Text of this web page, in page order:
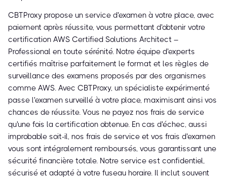
CBTProxy propose un service d'examen à votre place, avec
paiement après réussite, vous permettant d'obtenir votre
certification AWS Certified Solutions Architect –
Professional en toute sérénité. Notre équipe d'experts
certifiés maîtrise parfaitement le format et les règles de
surveillance des examens proposés par des organismes
comme AWS. Avec CBTProxy, un spécialiste expérimenté
passe l'examen surveillé à votre place, maximisant ainsi vos
chances de réussite. Vous ne payez nos frais de service
qu'une fois la certification obtenue. En cas d'échec, aussi
improbable soit-il, nos frais de service et vos frais d'examen
vous sont intégralement remboursés, vous garantissant une
sécurité financière totale. Notre service est confidentiel,
sécurisé et adapté à votre fuseau horaire. Il inclut souvent